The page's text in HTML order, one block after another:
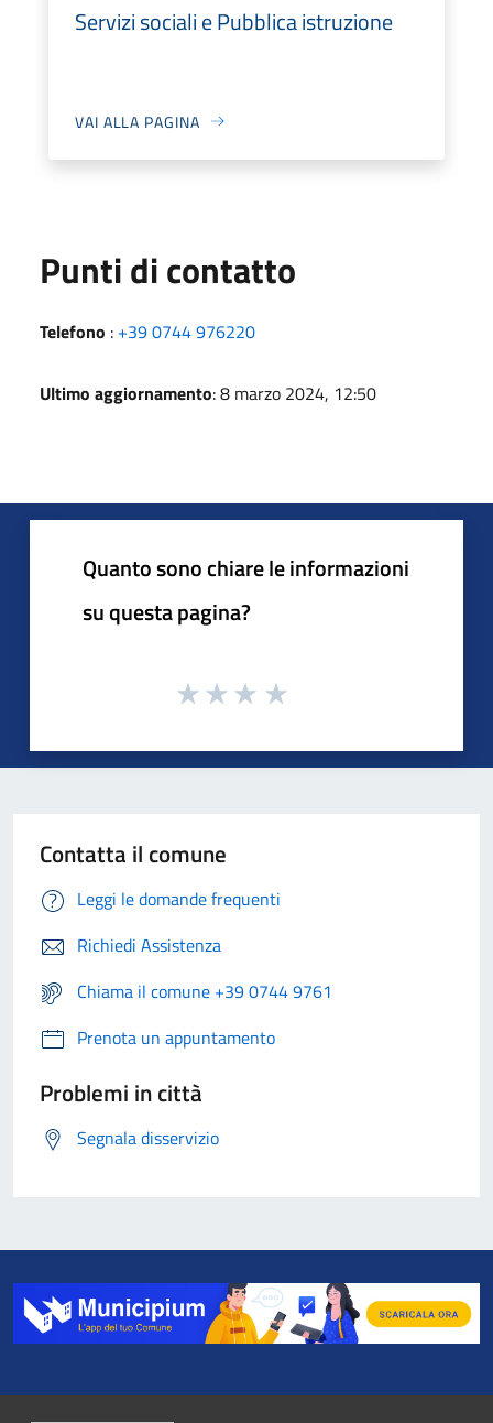
Servizi sociali e Pubblica istruzione
VAI ALLA PAGINA
Punti di contatto
Telefono : +39 0744 976220
Ultimo aggiornamento: 8 marzo 2024, 12:50
Quanto sono chiare le informazioni
su questa pagina?
Contatta il comune
Leggi le domande frequenti
Richiedi Assistenza
Chiama il comune +39 0744 9761
Prenota un appuntamento
Problemi in città
Segnala disservizio